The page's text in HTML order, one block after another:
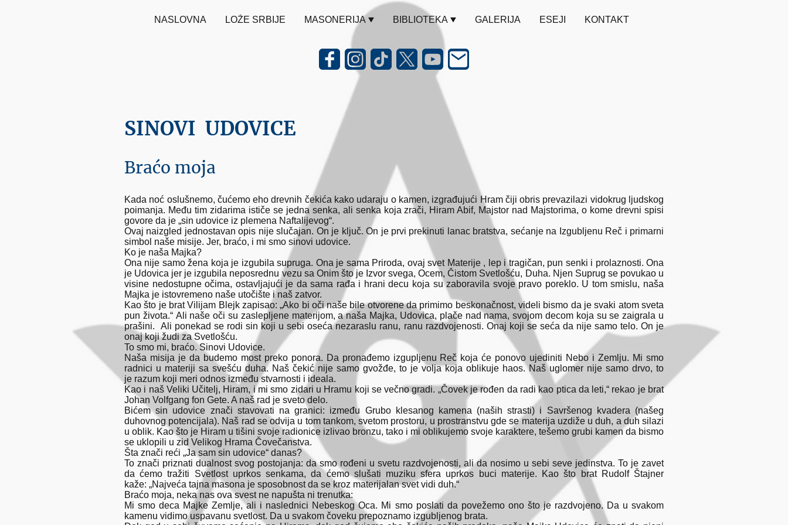
NASLOVNA LOŽE SRBIJE MASONERIJA BIBLIOTEKA GALERIJA ESEJI KONTAKT
SINOVI UDOVICE
Braćo moja
Kada noć oslušnemo, čućemo eho drevnih čekića kako udaraju o kamen, izgrađujući Hram čiji obris prevazilazi vidokrug ljudskog
poimanja. Među tim zidarima ističe se jedna senka, ali senka koja zrači, Hiram Abif, Majstor nad Majstorima, o kome drevni spisi
govore da je „sin udovice iz plemena Naftalijevog“.
Ovaj naizgled jednostavan opis nije slučajan. On je ključ. On je prvi prekinuti lanac bratstva, sećanje na Izgubljenu Reč i primarni
simbol naše misije. Jer, braćo, i mi smo sinovi udovice.
Ko je naša Majka?
Ona nije samo žena koja je izgubila supruga. Ona je sama Priroda, ovaj svet Materije , lep i tragičan, pun senki i prolaznosti. Ona
je Udovica jer je izgubila neposrednu vezu sa Onim što je Izvor svega, Ocem, Čistom Svetlošću, Duha. Njen Suprug se povukao u
visine nedostupne očima, ostavljajući je da sama rađa i hrani decu koja su zaboravila svoje pravo poreklo. U tom smislu, naša
Majka je istovremeno naše utočište i naš zatvor.
Kao što je brat Vilijam Blejk zapisao: „Ako bi oči naše bile otvorene da primimo beskonačnost, videli bismo da je svaki atom sveta
pun života.“ Ali naše oči su zaslepljene materijom, a naša Majka, Udovica, plače nad nama, svojom decom koja su se zaigrala u
prašini. Ali ponekad se rodi sin koji u sebi oseća nezaraslu ranu, ranu razdvojenosti. Onaj koji se seća da nije samo telo. On je
onaj koji žudi za Svetlošću.
To smo mi, braćo. Sinovi Udovice.
Naša misija je da budemo most preko ponora. Da pronađemo izgupljenu Reč koja će ponovo ujediniti Nebo i Zemlju. Mi smo
radnici u materiji sa svešću duha. Naš čekić nije samo gvožđe, to je volja koja oblikuje haos. Naš uglomer nije samo drvo, to
je razum koji meri odnos između stvarnosti i ideala.
Kao i naš Veliki Učitelj, Hiram, i mi smo zidari u Hramu koji se večno gradi. „Čovek je rođen da radi kao ptica da leti,“ rekao je brat
Johan Volfgang fon Gete. A naš rad je sveto delo.
Bićem sin udovice znači stavovati na granici: između Grubo klesanog kamena (naših strasti) i Savršenog kvadera (našeg
duhovnog potencijala). Naš rad se odvija u tom tankom, svetom prostoru, u prostranstvu gde se materija uzdiže u duh, a duh silazi
u oblik. Kao što je Hiram u tišini svoje radionice izlivao bronzu, tako i mi oblikujemo svoje karaktere, tešemo grubi kamen da bismo
se uklopili u zid Velikog Hrama Čovečanstva.
Šta znači reći „Ja sam sin udovice“ danas?
To znači priznati dualnost svog postojanja: da smo rođeni u svetu razdvojenosti, ali da nosimo u sebi seve jedinstva. To je zavet
da ćemo tražiti Svetlost uprkos senkama, da ćemo slušati muziku sfera uprkos buci materije. Kao što brat Rudolf Štajner
kaže: „Najveća tajna masona je sposobnost da se kroz materijalan svet vidi duh.“
Braćo moja, neka nas ova svest ne napušta ni trenutka:
Mi smo deca Majke Zemlje, ali i naslednici Nebeskog Oca. Mi smo poslati da povežemo ono što je razdvojeno. Da u svakom
kamenu vidimo uspavanu svetlost. Da u svakom čoveku prepoznamo izgubljenog brata.